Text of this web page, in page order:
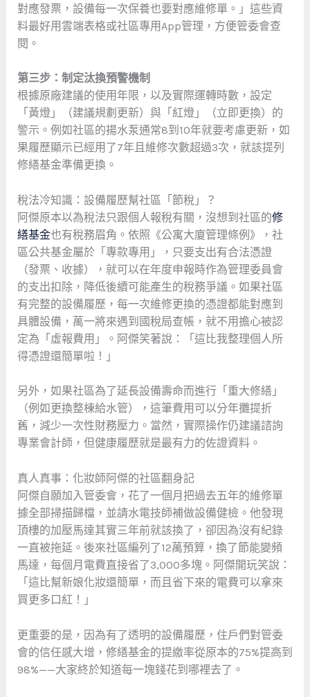
對應發票，設備每一次保養也要對應維修單。」這些資
料最好用雲端表格或社區專用App管理，方便管委會查
閱。
第三步：制定汰換預警機制
根據原廠建議的使用年限，以及實際運轉時數，設定
「黃燈」（建議規劃更新）與「紅燈」（立即更換）的
警示。例如社區的揚水泵通常8到10年就要考慮更新，如
果履歷顯示已經用了7年且維修次數超過3次，就該提列
修繕基金準備更換。
稅法冷知識：設備履歷幫社區「節稅」？
阿傑原本以為稅法只跟個人報稅有關，沒想到社區的修
繕基金也有稅務眉角。依照《公寓大廈管理條例》，社
區公共基金屬於「專款專用」，只要支出有合法憑證
（發票、收據），就可以在年度申報時作為管理委員會
的支出扣除，降低後續可能產生的稅務爭議。如果社區
有完整的設備履歷，每一次維修更換的憑證都能對應到
具體設備，萬一將來遇到國稅局查帳，就不用擔心被認
定為「虛報費用」。阿傑笑著說：「這比我整理個人所
得憑證還簡單啦！」
另外，如果社區為了延長設備壽命而進行「重大修繕」
（例如更換整棟給水管），這筆費用可以分年攤提折
舊，減少一次性財務壓力。當然，實際操作仍建議諮詢
專業會計師，但健康履歷就是最有力的佐證資料。
真人真事：化妝師阿傑的社區翻身記
阿傑自願加入管委會，花了一個月把過去五年的維修單
據全部掃描歸檔，並請水電技師補做設備健檢。他發現
頂樓的加壓馬達其實三年前就該換了，卻因為沒有紀錄
一直被拖延。後來社區編列了12萬預算，換了節能變頻
馬達，每個月電費直接省了3,000多塊。阿傑開玩笑說：
「這比幫新娘化妝還簡單，而且省下來的電費可以拿來
買更多口紅！」
更重要的是，因為有了透明的設備履歷，住戶們對管委
會的信任感大增，修繕基金的提繳率從原本的75%提高到
98%——大家終於知道每一塊錢花到哪裡去了。